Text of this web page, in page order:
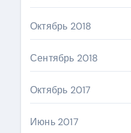
Октябрь 2018
Сентябрь 2018
Октябрь 2017
Июнь 2017